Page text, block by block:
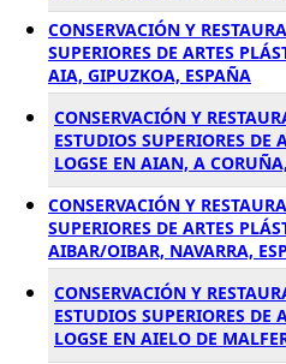
CONSERVACIÓN Y
SUPERIORES DE ARTES
AIA, GIPUZKOA, ESPAÑA
CONSERVACIÓN Y
ESTUDIOS SUPERIORES DE
LOGSE EN AIAN, A
CONSERVACIÓN Y
SUPERIORES DE ARTES
AIBAR/OIBAR, NAVARRA,
CONSERVACIÓN Y
ESTUDIOS SUPERIORES DE
LOGSE EN AIELO DE